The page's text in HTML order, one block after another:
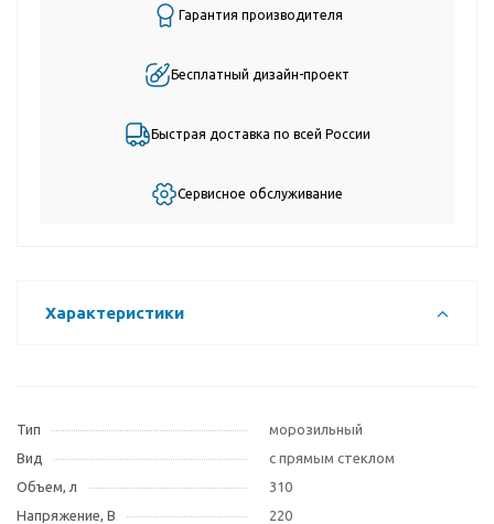
Гарантия производителя
Бесплатный дизайн-проект
Быстрая доставка по всей России
Сервисное обслуживание
Характеристики
Тип
морозильный
Вид
с прямым стеклом
Объем, л
310
Напряжение, В
220